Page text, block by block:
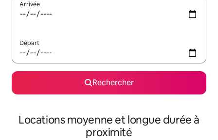
Arrivée
Départ
Rechercher
Locations moyenne et longue durée à
proximité